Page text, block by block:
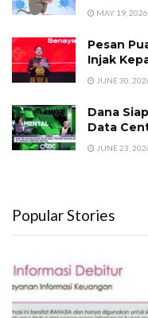
MAY 19, 2026
Pesan
Injak
JUNE 30,
Dana
Data
JUNE 23,
Popular Stories